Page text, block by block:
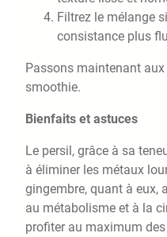
Filtrez le mélange
consistance plus
Passons maintenant
smoothie.
Bienfaits et astuces
Le persil, grâce à sa
à éliminer les métaux
gingembre, quant à eux,
au métabolisme et à la
profiter au maximum